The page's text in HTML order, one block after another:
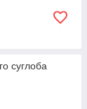
суглоба